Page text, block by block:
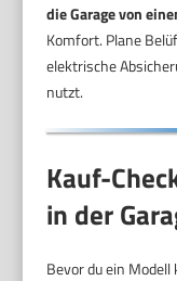
die Garage von
Komfort. Plane
elektrische
nutzt.
Kauf-
in der
Bevor du ein